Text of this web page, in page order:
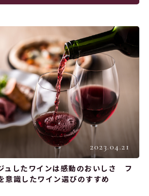
2023.04.21
ュしたワインは感動のおいしさ フ
意識したワイン選びのすすめ